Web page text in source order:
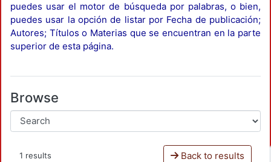
puedes usar el motor de búsqueda por palabras, o bien,
puedes usar la opción de listar por Fecha de publicación;
Autores; Títulos o Materias que se encuentran en la parte
superior de esta página.
Browse
1 results Back to results